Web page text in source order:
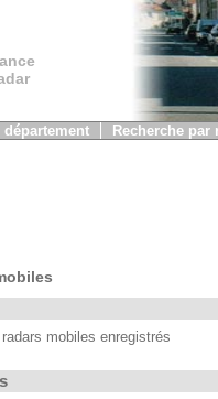
département Recherche par
mobiles enregistrés